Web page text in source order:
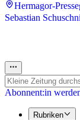
Hermagor-
Sebastian
Abonnent:in
Rubriken